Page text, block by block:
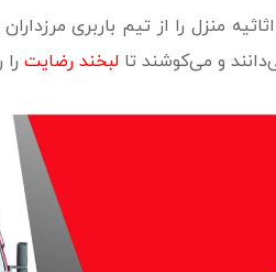
منزل را از تیم باربری مرزداران
و می‌کوشند تا لبخند رضایترا